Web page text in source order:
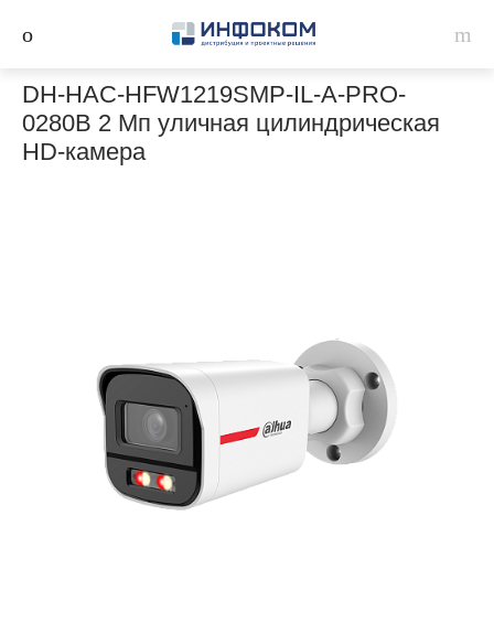
DH-HAC-HFW1219SMP-IL-A-PRO-
0280B 2 Мп уличная цилиндрическая
HD-камера